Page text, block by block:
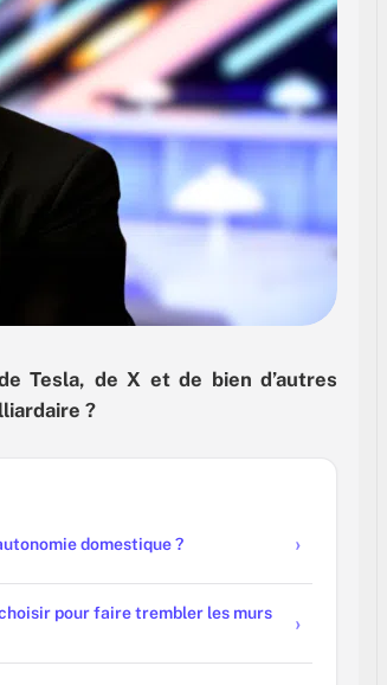
Tesla, de X et de bien d’autres
?
domestique ?
pour faire trembler les murs